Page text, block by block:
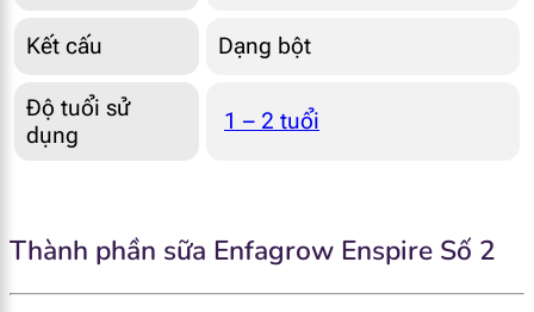
Kết cấu Dạng bột
Độ tuổi sử
dụng
1 – 2 tuổi
Thành phần sữa Enfagrow Enspire Số 2